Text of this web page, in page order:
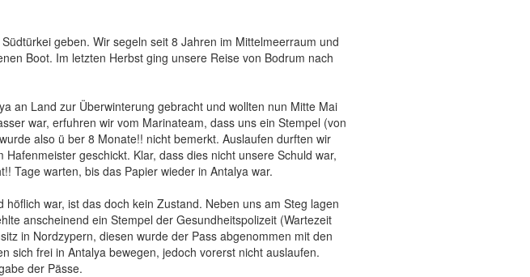
geben. Wir segeln seit 8 Jahren im Mittelmeerraum und
Boot. Im letzten Herbst ging unsere Reise von Bodrum nach
an Land zur Überwinterung gebracht und wollten nun Mitte Mai
war, erfuhren wir vom Marinateam, dass uns ein Stempel (von
also ü ber 8 Monate!! nicht bemerkt. Auslaufen durften wir
geschickt. Klar, dass dies nicht unsere Schuld war,
Tage warten, bis das Papier wieder in Antalya war.
war, ist das doch kein Zustand. Neben uns am Steg lagen
anscheinend ein Stempel der Gesundheitspolizeit (Wartezeit
in Nordzypern, diesen wurde der Pass abgenommen mit den
sich frei in Antalya bewegen, jedoch vorerst nicht auslaufen.
der Pässe.